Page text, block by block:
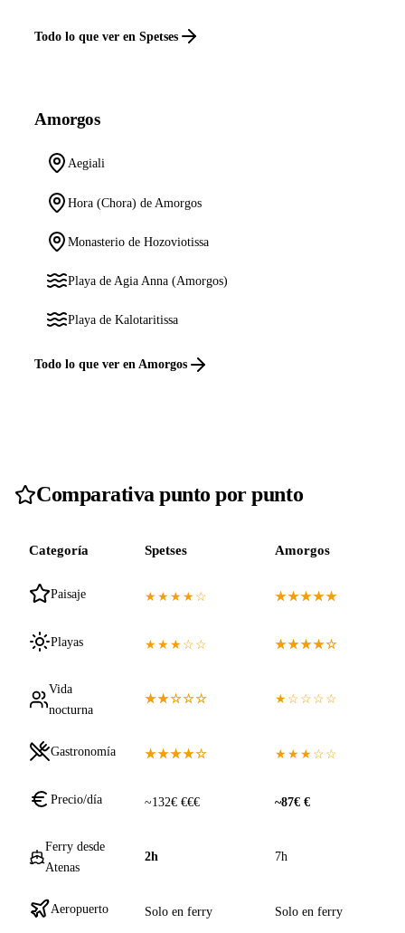
Todo lo que ver en Spetses
Amorgos
Aegiali
Hora (Chora) de Amorgos
Monasterio de Hozoviotissa
Playa de Agia Anna (Amorgos)
Playa de Kalotaritissa
Todo lo que ver en Amorgos
Comparativa punto por punto
Categoría Spetses Amorgos
Paisaje ★★★★☆ ★★★★★
Playas ★★★☆☆ ★★★★☆
Vida
nocturna
★★☆☆☆ ★☆☆☆☆
Gastronomía ★★★★☆ ★★★☆☆
Precio/día ~132€ €€€ ~87€ €
Ferry desde
Atenas
2h 7h
Aeropuerto Solo en ferry Solo en ferry